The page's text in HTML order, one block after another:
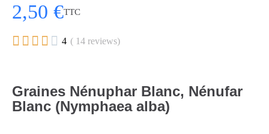
2,50 €TTC
     4 ( 14 reviews)
Graines Nénuphar Blanc, Nénufar
Blanc (Nymphaea alba)